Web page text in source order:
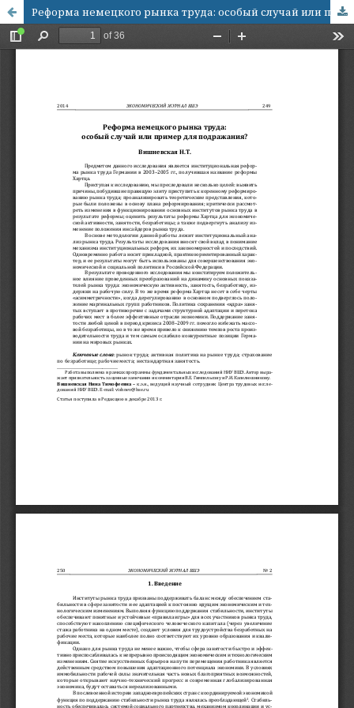
Реформа немецкого рынка труда: особый случай или пример для подражания?